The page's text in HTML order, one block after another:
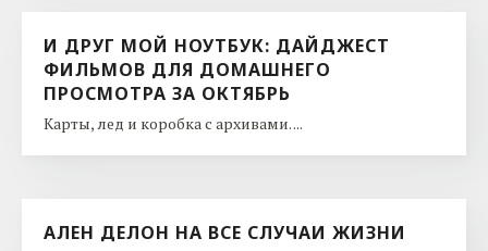
И ДРУГ МОЙ НОУТБУК: ДАЙДЖЕСТ
ФИЛЬМОВ ДЛЯ ДОМАШНЕГО
ПРОСМОТРА ЗА ОКТЯБРЬ
Карты, лед и коробка с архивами. ...
АЛЕН ДЕЛОН НА ВСЕ СЛУЧАИ ЖИЗНИ